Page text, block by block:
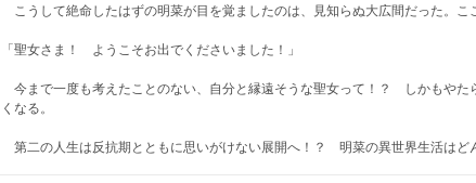
こうして絶命したはずの明菜が目を覚ましたのは、見知らぬ大広間だった
「聖女さま！ ようこそお出でくださいました！」
今まで一度も考えたことのない、自分と縁遠そうな聖女って！？ しかもやた
くなる。
第二の人生は反抗期とともに思いがけない展開へ！？ 明菜の異世界生活はど